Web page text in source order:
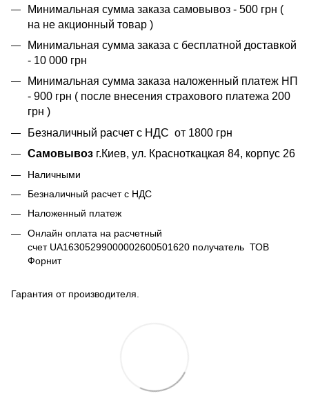
Минимальная сумма заказа самовывоз - 500 грн (
на не акционный товар )
Минимальная сумма заказа с бесплатной доставкой
- 10 000 грн
Минимальная сумма заказа наложенный платеж НП
- 900 грн ( после внесения страхового платежа 200
грн )
Безналичный расчет с НДС от 1800 грн
Самовывоз г.Киев, ул. Красноткацкая 84, корпус 26
Наличными
Безналичный расчет с НДС
Наложенный платеж
Онлайн оплата на расчетный
счет UA16305299000002600501620 получатель ТОВ
Форнит
Гарантия от производителя.